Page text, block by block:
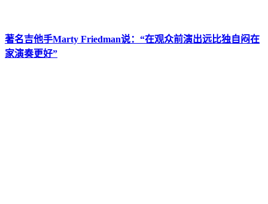
著名吉他手Marty Friedman说：“在观众前演出远比独自闷在
家演奏更好”